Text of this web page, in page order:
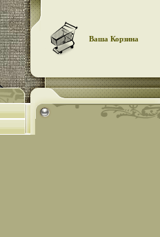
Ваша Корзина